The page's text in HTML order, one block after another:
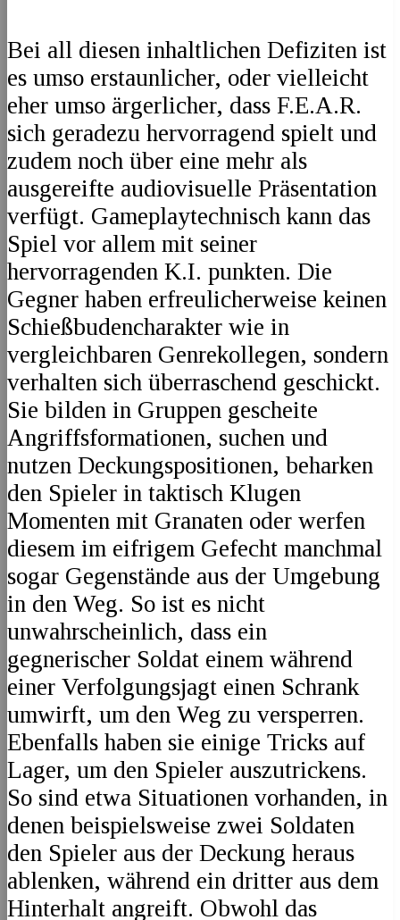
Bei all diesen inhaltlichen Defiziten ist
es umso erstaunlicher, oder vielleicht
eher umso ärgerlicher, dass F.E.A.R.
sich geradezu hervorragend spielt und
zudem noch über eine mehr als
ausgereifte audiovisuelle Präsentation
verfügt. Gameplaytechnisch kann das
Spiel vor allem mit seiner
hervorragenden K.I. punkten. Die
Gegner haben erfreulicherweise keinen
Schießbudencharakter wie in
vergleichbaren Genrekollegen, sondern
verhalten sich überraschend geschickt.
Sie bilden in Gruppen gescheite
Angriffsformationen, suchen und
nutzen Deckungspositionen, beharken
den Spieler in taktisch Klugen
Momenten mit Granaten oder werfen
diesem im eifrigem Gefecht manchmal
sogar Gegenstände aus der Umgebung
in den Weg. So ist es nicht
unwahrscheinlich, dass ein
gegnerischer Soldat einem während
einer Verfolgungsjagt einen Schrank
umwirft, um den Weg zu versperren.
Ebenfalls haben sie einige Tricks auf
Lager, um den Spieler auszutrickens.
So sind etwa Situationen vorhanden, in
denen beispielsweise zwei Soldaten
den Spieler aus der Deckung heraus
ablenken, während ein dritter aus dem
Hinterhalt angreift. Obwohl das